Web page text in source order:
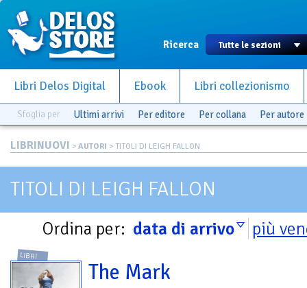
Ricerca
Libri Delos Digital Ebook Libri collezionismo
Sfoglia per Ultimi arrivi Per editore Per collana Per autore
LIBRINUOVI > AUTORI > TITOLI DI LEIGH FALLON
TITOLI DI LEIGH FALLON
Ordina per: data di arrivo più
LIBRI
The Mark